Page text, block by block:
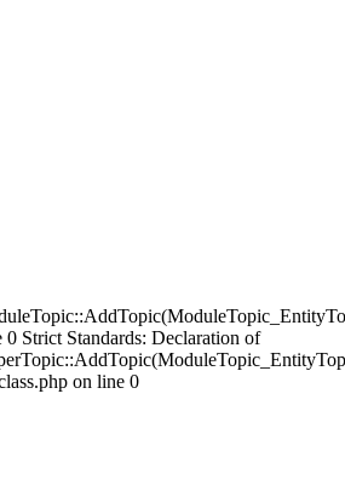
0 Strict Standards: Declaration of
on line 0